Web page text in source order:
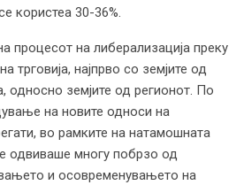
користеа 30-36%.
процесот на либерализација преку
трговија, најпрво со земјите од
односно земјите од регионот. По
на новите односи на
во рамките на натамошната
одвиваше многу побрзо од
и осовременувањето на